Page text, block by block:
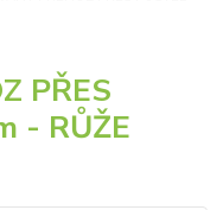
PŘES
- RŮŽE